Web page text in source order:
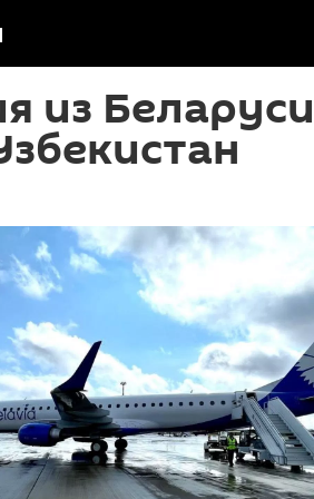
из Беларуси